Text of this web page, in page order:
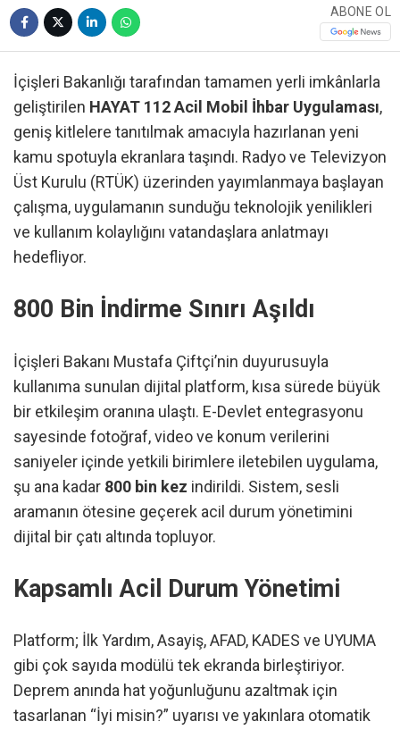
ABONE OL
İçişleri Bakanlığı tarafından tamamen yerli imkânlarla
geliştirilen HAYAT 112 Acil Mobil İhbar Uygulaması,
geniş kitlelere tanıtılmak amacıyla hazırlanan yeni
kamu spotuyla ekranlara taşındı. Radyo ve Televizyon
Üst Kurulu (RTÜK) üzerinden yayımlanmaya başlayan
çalışma, uygulamanın sunduğu teknolojik yenilikleri
ve kullanım kolaylığını vatandaşlara anlatmayı
hedefliyor.
800 Bin İndirme Sınırı Aşıldı
İçişleri Bakanı Mustafa Çiftçi’nin duyurusuyla
kullanıma sunulan dijital platform, kısa sürede büyük
bir etkileşim oranına ulaştı. E-Devlet entegrasyonu
sayesinde fotoğraf, video ve konum verilerini
saniyeler içinde yetkili birimlere iletebilen uygulama,
şu ana kadar 800 bin kez indirildi. Sistem, sesli
aramanın ötesine geçerek acil durum yönetimini
dijital bir çatı altında topluyor.
Kapsamlı Acil Durum Yönetimi
Platform; İlk Yardım, Asayiş, AFAD, KADES ve UYUMA
gibi çok sayıda modülü tek ekranda birleştiriyor.
Deprem anında hat yoğunluğunu azaltmak için
tasarlanan “İyi misin?” uyarısı ve yakınlara otomatik